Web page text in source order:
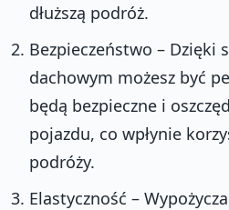
dłuższą podróż.
Bezpieczeństwo – Dzięki
dachowym możesz być
będą bezpieczne i
pojazdu, co wpłynie
podróży.
Elastyczność –